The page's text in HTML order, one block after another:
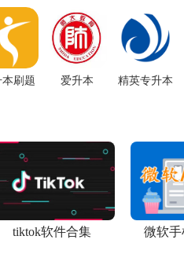
新版
最新版
1.0.0 安卓最
新版
刷题
爱升本
精英专升本
tiktok软件合集 微软手